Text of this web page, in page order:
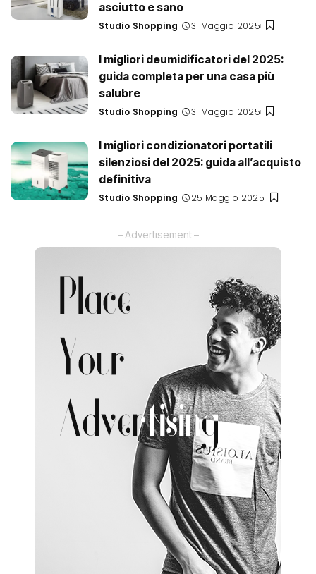
asciutto e sano
Posted
Studio Shopping 31 Maggio 2025
I migliori deumidificatori del 2025:
guida completa per una casa più
salubre
Posted
Studio Shopping 31 Maggio 2025
I migliori condizionatori portatili
silenziosi del 2025: guida all’acquisto
definitiva
Posted
Studio Shopping 25 Maggio 2025
– Advertisement –